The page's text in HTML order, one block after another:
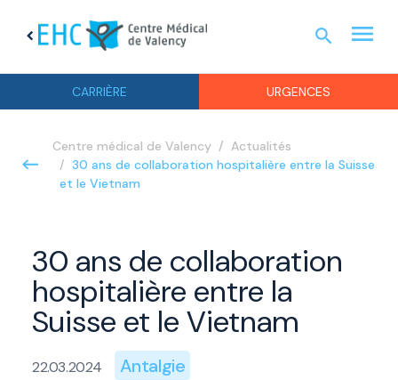
chevron_left
CARRIÈRE URGENCES
search menu
Centre médical de Valency
Actualités
30 ans de collaboration hospitalière entre la Suisse
et le Vietnam
30 ans de collaboration
hospitalière entre la
Suisse et le Vietnam
22.03.2024 Antalgie